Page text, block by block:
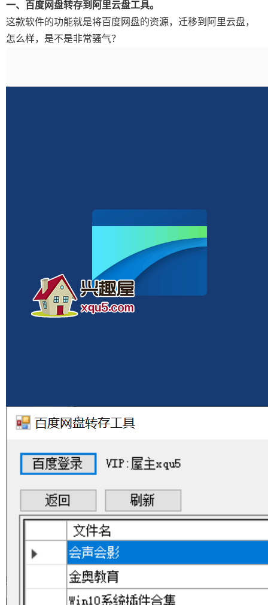
一、百度网盘转存到阿里云盘工具。
这款软件的功能就是将百度网盘的资源，迁移到阿里云盘，
怎么样，是不是非常骚气？